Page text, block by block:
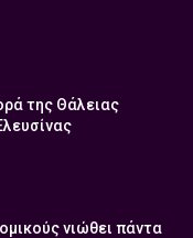
της Θάλειας
νιώθει πάντα